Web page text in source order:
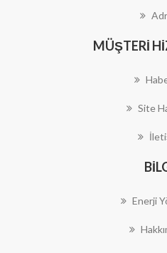
MÜŞTERI
Site
Enerji